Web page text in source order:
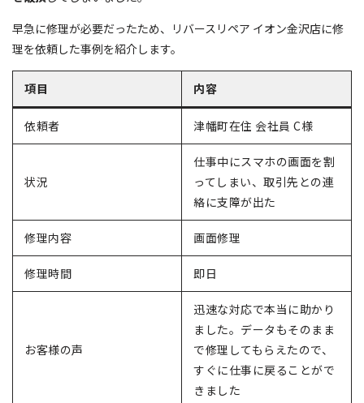
早急に修理が必要だったため、リバースリペア イオン金沢店に修
理を依頼した事例を紹介します。
項目 内容
依頼者 津幡町在住 会社員 C様
状況
仕事中にスマホの画面を割
ってしまい、取引先との連
絡に支障が出た
修理内容 画面修理
修理時間 即日
お客様の声
迅速な対応で本当に助かり
ました。データもそのまま
で修理してもらえたので、
すぐに仕事に戻ることがで
きました